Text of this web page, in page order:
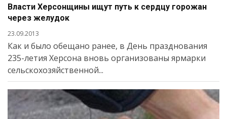
Власти Херсонщины ищут путь к сердцу горожан
через желудок
23.09.2013
Как и было обещано ранее, в День празднования
235-летия Херсона вновь организованы ярмарки
сельскохозяйственной...